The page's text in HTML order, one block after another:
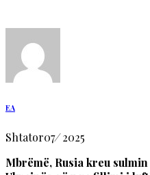
EA
Shtator07/2025
Mbrëmë, Rusia kreu